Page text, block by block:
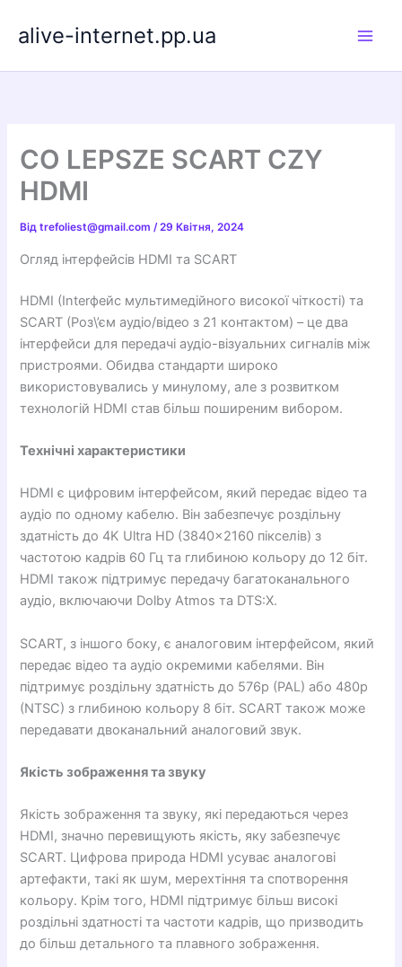
alive-internet.pp.ua
CO LEPSZE SCART CZY
HDMI
Відtrefoliest@gmail.com/29 Квітня, 2024
Огляд інтерфейсів HDMI та SCART
HDMI (Interфейс мультимедійного високої чіткості) та
SCART (Роз\’єм аудіо/відео з 21 контактом) – це два
інтерфейси для передачі аудіо-візуальних сигналів між
пристроями. Обидва стандарти широко
використовувались у минулому, але з розвитком
технологій HDMI став більш поширеним вибором.
Технічні характеристики
HDMI є цифровим інтерфейсом, який передає відео та
аудіо по одному кабелю. Він забезпечує роздільну
здатність до 4K Ultra HD (3840×2160 пікселів) з
частотою кадрів 60 Гц та глибиною кольору до 12 біт.
HDMI також підтримує передачу багатоканального
аудіо, включаючи Dolby Atmos та DTS:X.
SCART, з іншого боку, є аналоговим інтерфейсом, який
передає відео та аудіо окремими кабелями. Він
підтримує роздільну здатність до 576p (PAL) або 480p
(NTSC) з глибиною кольору 8 біт. SCART також може
передавати двоканальний аналоговий звук.
Якість зображення та звуку
Якість зображення та звуку, які передаються через
HDMI, значно перевищують якість, яку забезпечує
SCART. Цифрова природа HDMI усуває аналогові
артефакти, такі як шум, мерехтіння та спотворення
кольору. Крім того, HDMI підтримує більш високі
роздільні здатності та частоти кадрів, що призводить
до більш детального та плавного зображення.